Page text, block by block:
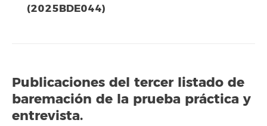
(2025BDE044)
Publicaciones del tercer listado de
baremación de la prueba práctica y
entrevista.